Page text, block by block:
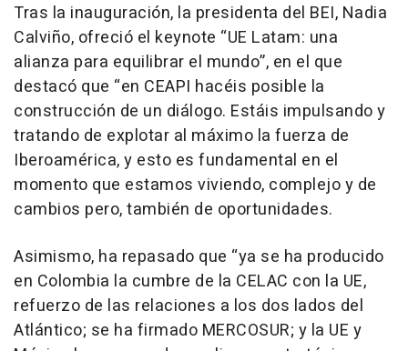
Tras la inauguración, la presidenta del BEI, Nadia
Calviño, ofreció el keynote “UE Latam: una
alianza para equilibrar el mundo”, en el que
destacó que “en CEAPI hacéis posible la
construcción de un diálogo. Estáis impulsando y
tratando de explotar al máximo la fuerza de
Iberoamérica, y esto es fundamental en el
momento que estamos viviendo, complejo y de
cambios pero, también de oportunidades.
Asimismo, ha repasado que “ya se ha producido
en Colombia la cumbre de la CELAC con la UE,
refuerzo de las relaciones a los dos lados del
Atlántico; se ha firmado MERCOSUR; y la UE y